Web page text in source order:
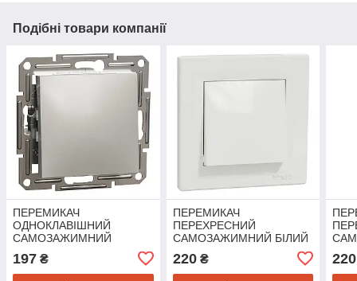
Подібні товари компанії
ПЕРЕМИКАЧ
ОДНОКЛАВІШНИЙ
САМОЗАЖИМНИЙ
197 ₴
ПЕРЕМИКАЧ
ПЕРЕХРЕСНИЙ
САМОЗАЖИМНИЙ БІЛИЙ
220₴ 220